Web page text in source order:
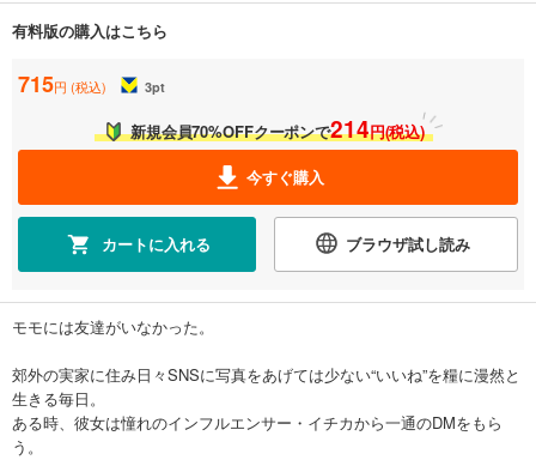
有料版の購入はこちら
715円 (税込) 3pt
新規会員70%OFFクーポンで214円(税込)
今すぐ購入
カートに入れる ブラウザ試し読み
モモには友達がいなかった。
郊外の実家に住み日々SNSに写真をあげては少ない“いいね”を糧に漫然と
生きる毎日。
ある時、彼女は憧れのインフルエンサー・イチカから一通のDMをもら
う。